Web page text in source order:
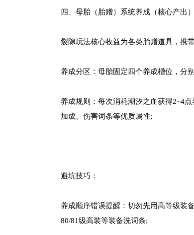
四、母胎（胎赠）系统养成（核心产出）
裂隙玩法核心收益为各类胎赠道具，携
养成分区：母胎固定四个养成槽位，分
养成规则：每次消耗潮汐之血获得2~4
加成、伤害词条等优质属性;
避坑技巧：
养成顺序错误提醒：切勿先用高等级装
80/81级高装等装备洗词条;